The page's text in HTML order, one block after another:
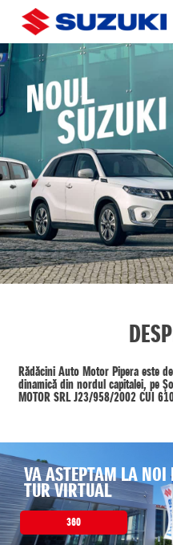
Rădăcini Auto Motor Pipera este
dinamică din nordul capitalei, pe
MOTOR SRL J23/958/2002 CUI
VA ASTEPTAM LA NOI
TUR VIRTUAL
360